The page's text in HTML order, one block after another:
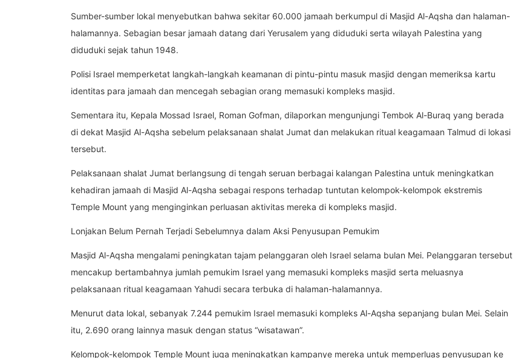
Sumber-sumber lokal menyebutkan bahwa sekitar 60.000 jamaah berkumpul di Masjid Al-Aqsha dan halaman-
halamannya. Sebagian besar jamaah datang dari Yerusalem yang diduduki serta wilayah Palestina yang
diduduki sejak tahun 1948.
Polisi Israel memperketat langkah-langkah keamanan di pintu-pintu masuk masjid dengan memeriksa kartu
identitas para jamaah dan mencegah sebagian orang memasuki kompleks masjid.
Sementara itu, Kepala Mossad Israel, Roman Gofman, dilaporkan mengunjungi Tembok Al-Buraq yang berada
di dekat Masjid Al-Aqsha sebelum pelaksanaan shalat Jumat dan melakukan ritual keagamaan Talmud di lokasi
tersebut.
Pelaksanaan shalat Jumat berlangsung di tengah seruan berbagai kalangan Palestina untuk meningkatkan
kehadiran jamaah di Masjid Al-Aqsha sebagai respons terhadap tuntutan kelompok-kelompok ekstremis
Temple Mount yang menginginkan perluasan aktivitas mereka di kompleks masjid.
Lonjakan Belum Pernah Terjadi Sebelumnya dalam Aksi Penyusupan Pemukim
Masjid Al-Aqsha mengalami peningkatan tajam pelanggaran oleh Israel selama bulan Mei. Pelanggaran tersebut
mencakup bertambahnya jumlah pemukim Israel yang memasuki kompleks masjid serta meluasnya
pelaksanaan ritual keagamaan Yahudi secara terbuka di halaman-halamannya.
Menurut data lokal, sebanyak 7.244 pemukim Israel memasuki kompleks Al-Aqsha sepanjang bulan Mei. Selain
itu, 2.690 orang lainnya masuk dengan status “wisatawan”.
Kelompok-kelompok Temple Mount juga meningkatkan kampanye mereka untuk memperluas penyusupan ke